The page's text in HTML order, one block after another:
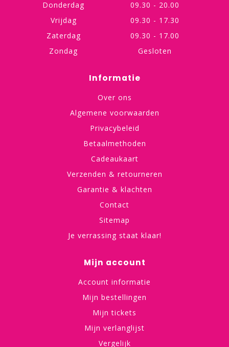
Donderdag
09.30 - 20.00
Vrijdag
09.30 - 17.30
Zaterdag
09.30 - 17.00
Zondag
Gesloten
Informatie
Over ons
Algemene voorwaarden
Privacybeleid
Betaalmethoden
Cadeaukaart
Verzenden & retourneren
Garantie & klachten
Contact
Sitemap
Je verrassing staat klaar!
Mijn account
Account informatie
Mijn bestellingen
Mijn tickets
Mijn verlanglijst
Vergelijk